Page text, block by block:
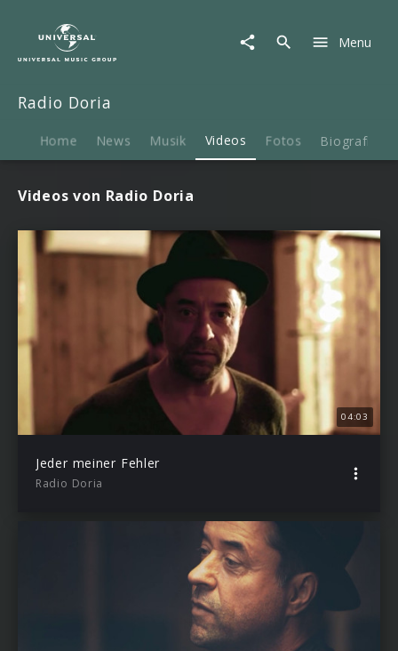
Videos
Menu
Radio Doria
Home News Musik Videos Fotos Biografie
Videos von Radio Doria
04:03
Jeder meiner Fehler
Radio Doria